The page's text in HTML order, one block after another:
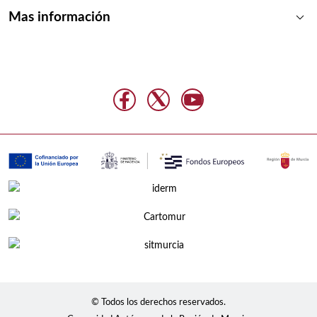
Mas información keyboard_arrow_down
© Todos los derechos reservados.